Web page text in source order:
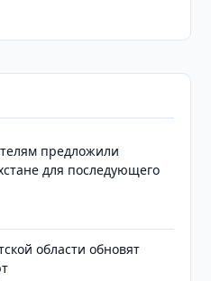
предложили
для последующего
области обновят